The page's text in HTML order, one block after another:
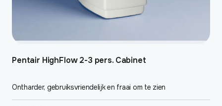
Pentair HighFlow 2-3 pers. Cabinet
Ontharder, gebruiksvriendelijk en fraai om te zien